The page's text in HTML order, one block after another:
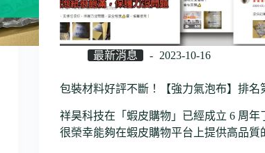
最新消息 2023-10-16
包裝材料好評不斷！【強力氣泡布】排名
祥昊科技在「蝦皮購物」已經成立 6 周年
很榮幸能夠在蝦皮購物平台上提供高品